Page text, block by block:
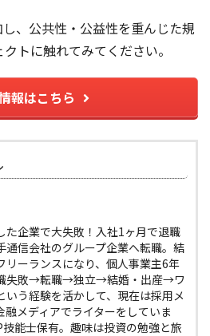
、公共性・公益性を重んじた規
トに触れてみてください。
報はこちら
た企業で大失敗！入社1ヶ月で退職
通信会社のグループ企業へ転職。結
リーランスになり、個人事業主6年
失敗→転職→独立→結婚・出産→ワ
いう経験を活かして、現在は採用メ
融メディアでライターをしていま
技能士保有。趣味は投資の勉強と旅